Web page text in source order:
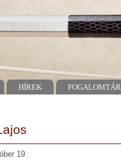
HÍREK FOGALOMTÁR
19.